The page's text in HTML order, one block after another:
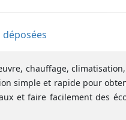
chauffage,
simple et rapide pour
et faire facilement des